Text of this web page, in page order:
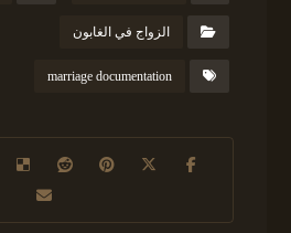
الزواج في الغابون
marriage documentation